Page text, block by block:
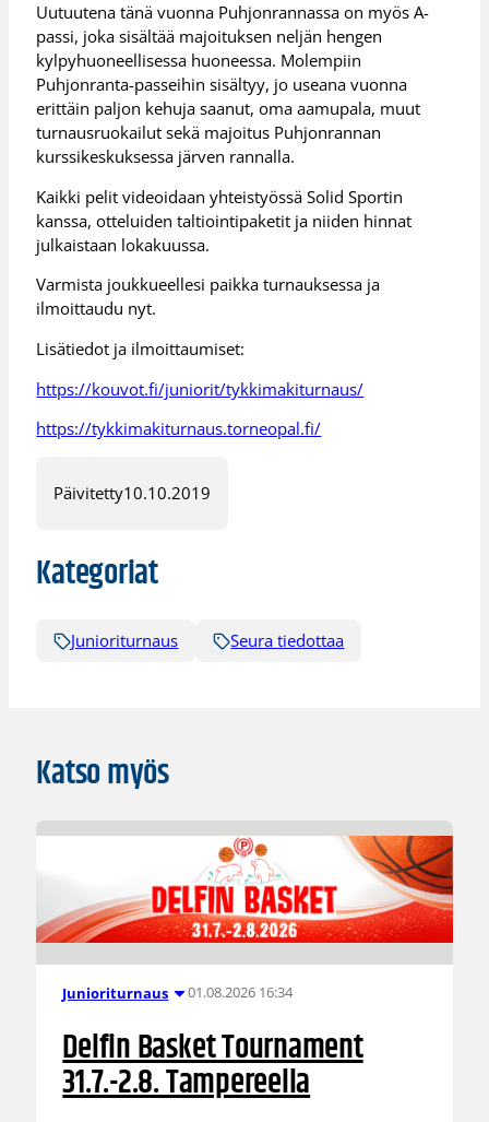
Uutuutena tänä vuonna Puhjonrannassa on myös A-
passi, joka sisältää majoituksen neljän hengen
kylpyhuoneellisessa huoneessa. Molempiin
Puhjonranta-passeihin sisältyy, jo useana vuonna
erittäin paljon kehuja saanut, oma aamupala, muut
turnausruokailut sekä majoitus Puhjonrannan
kurssikeskuksessa järven rannalla.
Kaikki pelit videoidaan yhteistyössä Solid Sportin
kanssa, otteluiden taltiointipaketit ja niiden hinnat
julkaistaan lokakuussa.
Varmista joukkueellesi paikka turnauksessa ja
ilmoittaudu nyt.
Lisätiedot ja ilmoittaumiset:
https://kouvot.fi/juniorit/tykkimakiturnaus/
https://tykkimakiturnaus.torneopal.fi/
Päivitetty10.10.2019
Kategoriat
Junioriturnaus Seura tiedottaa
Katso myös
Junioriturnaus 01.08.2026 16:34
Delfin Basket Tournament
31.7.-2.8. Tampereella